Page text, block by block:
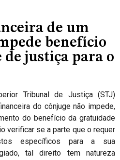
de um
benefício
justiça para o
Tribunal de Justiça (STJ)
do cônjuge não impede,
do benefício da gratuidade
verificar se a parte que o requer
específicos para a sua
tal direito tem natureza